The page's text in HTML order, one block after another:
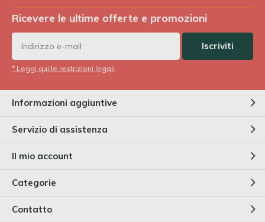
Ricevere le ultime offerte e promozioni
Iscriviti
* Leggi qui le restrizioni legali
Informazioni aggiuntive
Servizio di assistenza
Il mio account
Categorie
Contatto